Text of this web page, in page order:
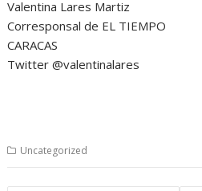
Valentina Lares Martiz
Corresponsal de EL TIEMPO
CARACAS
Twitter @valentinalares
Uncategorized